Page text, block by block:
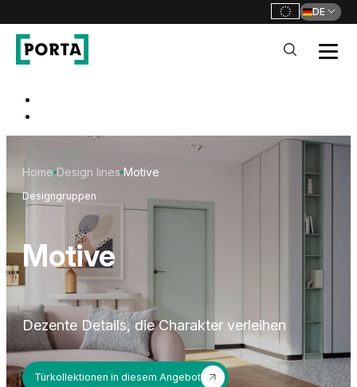
DE
Home Design lines Motive
Designgruppen
Motive
Dezente Details, die Charakter verleihen
Türkollektionen in diesem Angebot